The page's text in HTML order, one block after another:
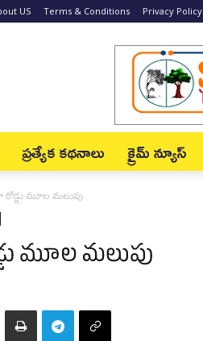
US Terms & Conditions Privacy Policy
ప్రత్యేక కథనాలు క్రైమ్ న్యూస్‌
మూల మలుపు
మూల మలుపు